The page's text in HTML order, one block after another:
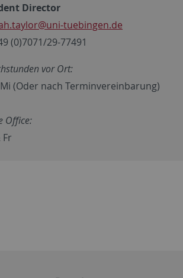
Director
@uni-tuebingen.de
(0)7071/29-77491
vor Ort:
(Oder nach Terminvereinbarung)
Office:
Fr